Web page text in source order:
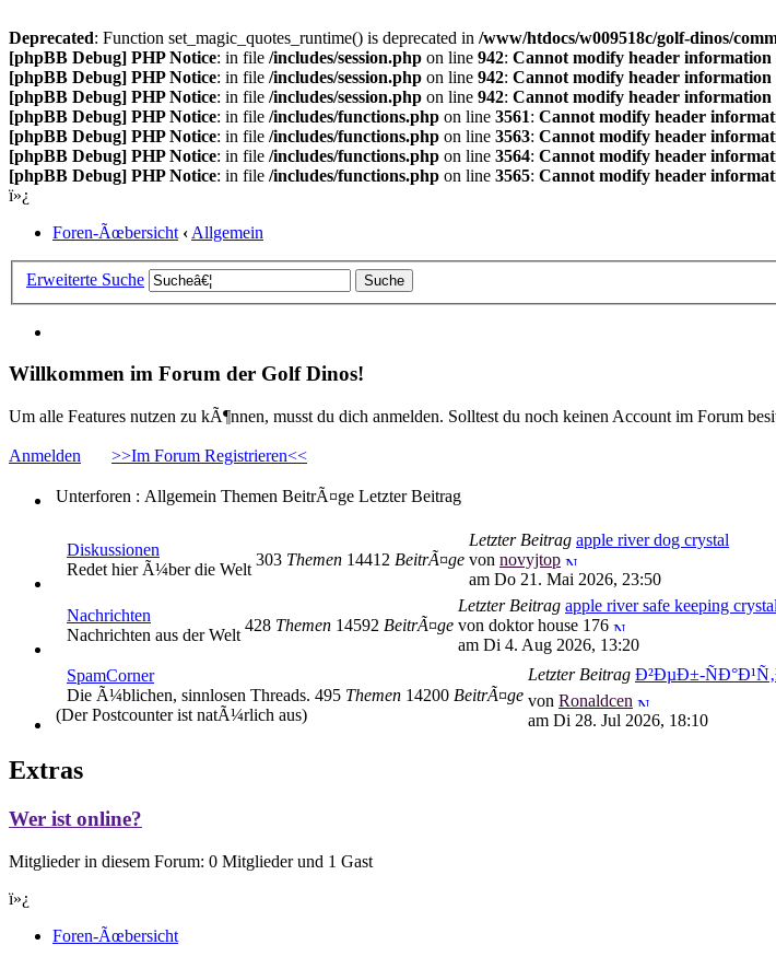
Deprecated: Function set_magic_quotes_runtime() is deprecated in /www/htdocs/w009518c/golf-dinos/
[phpBB Debug] PHP Notice: in file /includes/session.php on line 942: Cannot modify header information
[phpBB Debug] PHP Notice: in file /includes/session.php on line 942: Cannot modify header information
[phpBB Debug] PHP Notice: in file /includes/session.php on line 942: Cannot modify header information
[phpBB Debug] PHP Notice: in file /includes/functions.php on line 3561: Cannot modify header
[phpBB Debug] PHP Notice: in file /includes/functions.php on line 3563: Cannot modify header
[phpBB Debug] PHP Notice: in file /includes/functions.php on line 3564: Cannot modify header
[phpBB Debug] PHP Notice: in file /includes/functions.php on line 3565: Cannot modify header
ï»¿
Foren-Ãœbersicht ‹ Allgemein
Erweiterte Suche
Willkommen im Forum der Golf Dinos!
Um alle Features nutzen zu kÃ¶nnen, musst du dich anmelden. Solltest du noch keinen Account im Forum
Anmelden >>Im Forum Registrieren<<
Unterforen : Allgemein Themen BeitrÃ¤ge Letzter Beitrag
Diskussionen
Redet hier Ã¼ber die Welt
303 Themen 14412 BeitrÃ¤ge
Letzter Beitrag apple river dog crystal
von novyjtop
am Do 21. Mai 2026, 23:50
Nachrichten
Nachrichten aus der Welt
428 Themen 14592 BeitrÃ¤ge
Letzter Beitrag apple river safe keeping crystal
von doktor house 176
am Di 4. Aug 2026, 13:20
SpamCorner
Die Ã¼blichen, sinnlosen Threads.
(Der Postcounter ist natÃ¼rlich aus)
495 Themen 14200 BeitrÃ¤ge
Letzter Beitrag Ð²ÐµÐ±-
von Ronaldcen
am Di 28. Jul 2026, 18:10
Extras
Wer ist online?
Mitglieder in diesem Forum: 0 Mitglieder und 1 Gast
ï»¿
Foren-Ãœbersicht